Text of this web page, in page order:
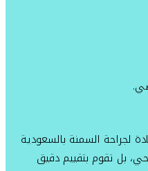
لجراحة السمنة بالسعودية
بل تقوم بتقييم دقيق